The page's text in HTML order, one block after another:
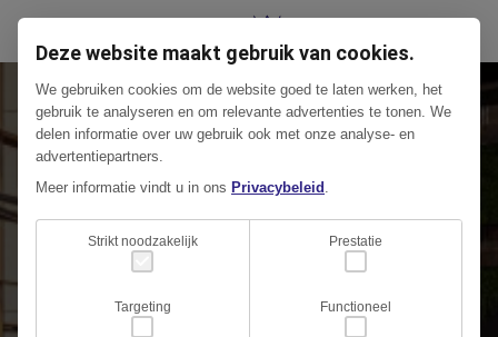
Onze projecten
In het relatief korte bestaan heeft First Crown
Beheer een schitterend portfolio opgebouwd van
diverse gebouwen waarvan zij het (technisch)
Beheer een aantal mooie
Deze website maakt gebruik van cookies.
We gebruiken cookies om de website goed te laten werken, het
gebruik te analyseren en om relevante advertenties te tonen. We
delen informatie over uw gebruik ook met onze analyse- en
advertentiepartners.
Meer informatie vindt u in ons Privacybeleid .
Strikt noodzakelijk Prestatie
Targeting Functioneel